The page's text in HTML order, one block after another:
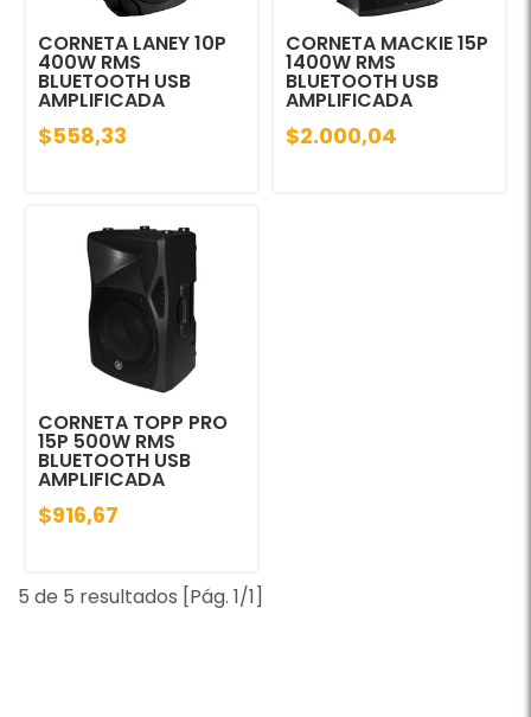
CORNETA LANEY 10P
400W RMS
BLUETOOTH USB
AMPLIFICADA
$558,33
CORNETA MACKIE 15P
1400W RMS
BLUETOOTH USB
AMPLIFICADA
$2.000,04
CORNETA TOPP PRO
15P 500W RMS
BLUETOOTH USB
AMPLIFICADA
$916,67
5 de 5 resultados [Pág. 1/1]